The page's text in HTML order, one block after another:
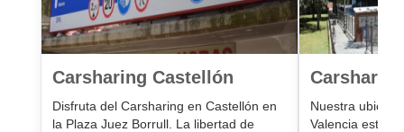
Carsharing Castellón
Disfruta del Carsharing en Castellón en
la Plaza Juez Borrull. La libertad de
Nuestra
Valencia está